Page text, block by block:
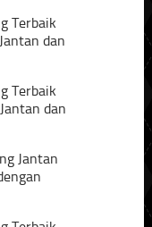
Terbaik
dan
Terbaik
dan
Jantan